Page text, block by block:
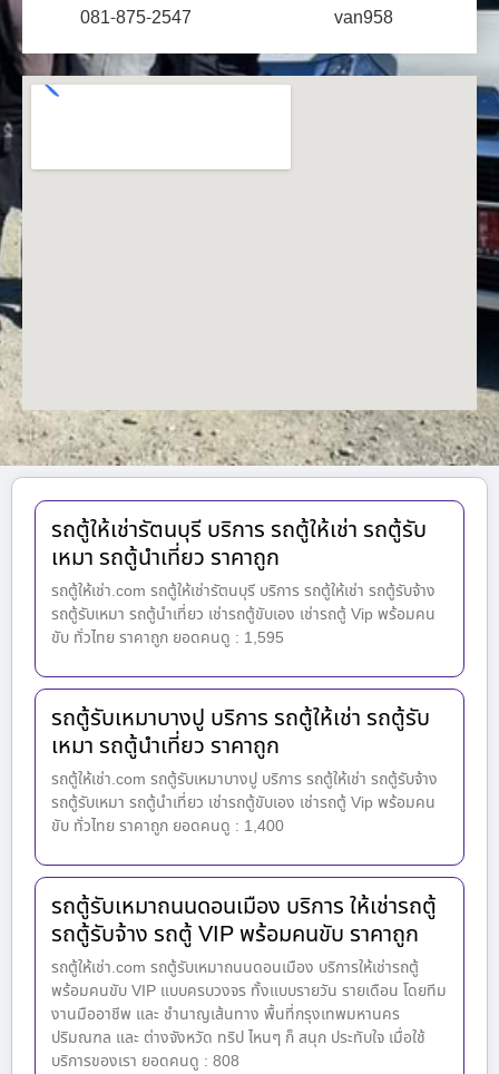
081-875-2547 van958
รถตู้ให้เช่ารัตนบุรี บริการ รถตู้ให้เช่า รถตู้รับ
เหมา รถตู้นำเที่ยว ราคาถูก
รถตู้ให้เช่า.com รถตู้ให้เช่ารัตนบุรี บริการ รถตู้ให้เช่า รถตู้รับจ้าง
รถตู้รับเหมา รถตู้นำเที่ยว เช่ารถตู้ขับเอง เช่ารถตู้ Vip พร้อมคน
ขับ ทั่วไทย ราคาถูก ยอดคนดู : 1,595
รถตู้รับเหมาบางปู บริการ รถตู้ให้เช่า รถตู้รับ
เหมา รถตู้นำเที่ยว ราคาถูก
รถตู้ให้เช่า.com รถตู้รับเหมาบางปู บริการ รถตู้ให้เช่า รถตู้รับจ้าง
รถตู้รับเหมา รถตู้นำเที่ยว เช่ารถตู้ขับเอง เช่ารถตู้ Vip พร้อมคน
ขับ ทั่วไทย ราคาถูก ยอดคนดู : 1,400
รถตู้รับเหมาถนนดอนเมือง บริการ ให้เช่ารถตู้
รถตู้รับจ้าง รถตู้ VIP พร้อมคนขับ ราคาถูก
รถตู้ให้เช่า.com รถตู้รับเหมาถนนดอนเมือง บริการให้เช่ารถตู้
พร้อมคนขับ VIP แบบครบวงจร ทั้งแบบรายวัน รายเดือน โดยทีม
งานมืออาชีพ และ ชำนาญเส้นทาง พื้นที่กรุงเทพมหานคร
ปริมณฑล และ ต่างจังหวัด ทริป ไหนๆ ก็ สนุก ประทับใจ เมื่อใช้
บริการของเรา ยอดคนดู : 808